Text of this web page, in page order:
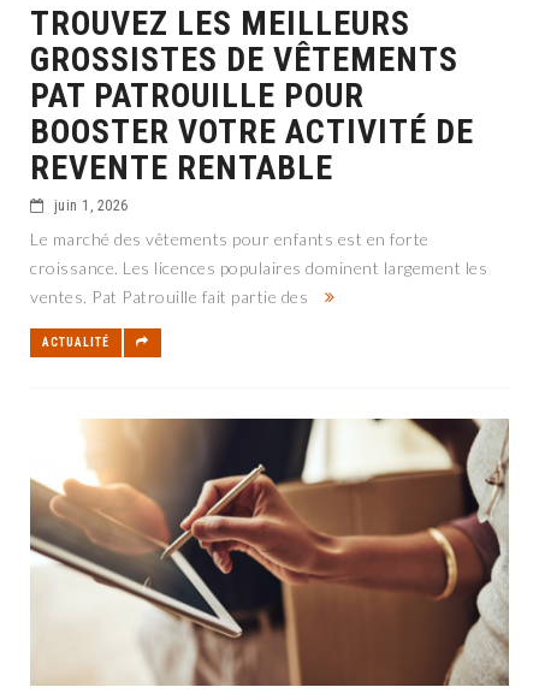
TROUVEZ LES MEILLEURS
GROSSISTES DE VÊTEMENTS
PAT PATROUILLE POUR
BOOSTER VOTRE ACTIVITÉ DE
REVENTE RENTABLE
juin 1, 2026
Le marché des vêtements pour enfants est en forte
croissance. Les licences populaires dominent largement les
ventes. Pat Patrouille fait partie des
ACTUALITÉ